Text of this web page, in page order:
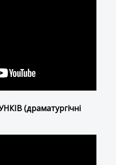
(драматургічні